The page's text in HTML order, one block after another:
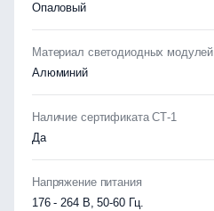
Опаловый
Материал светодиодных модулей
Алюминий
Наличие сертификата СТ-1
Да
Напряжение питания
176 - 264 В, 50-60 Гц.